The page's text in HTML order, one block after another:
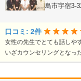
鹿児島県鹿児島市宇宿3-
口コミ: 2件
女性の先生でとても話しや
いざカウンセリングとなっ